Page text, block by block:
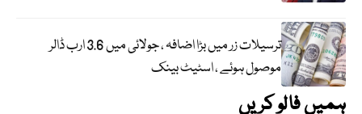
ترسیلات زر میں بڑا اضافہ ، جولائی میں 3.6 ارب ڈالر
موصول ہوئے ، اسٹیٹ بینک
ہمیں فالو کریں